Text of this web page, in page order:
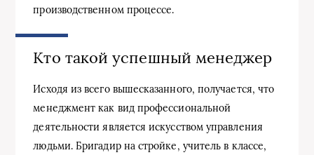
производственном процессе.
Кто такой успешный менеджер
Исходя из всего вышесказанного, получается, что
менеджмент как вид профессиональной
деятельности является искусством управления
людьми. Бригадир на стройке, учитель в классе,